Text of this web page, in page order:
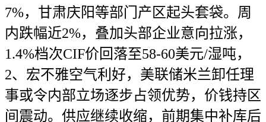
7%，甘肃庆阳等部门产区起头套袋。周
内跌幅近2%，叠加头部企业意向拉涨，
1.4%档次CIF价回落至58-60美元/湿吨，
2、宏不雅空气利好，美联储米兰卸任理
事或令内部立场逐步占领优势，价钱持区
间震动。供应继续收缩，前期集中补库后